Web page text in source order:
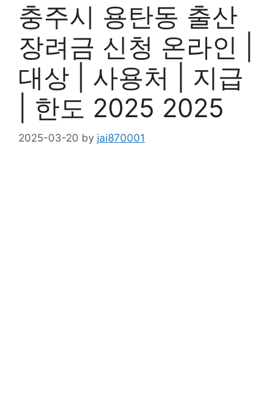
충주시 용탄동 출산
장려금 신청 온라인 |
대상 | 사용처 | 지급
| 한도 2025 2025
2025-03-20 by jai870001